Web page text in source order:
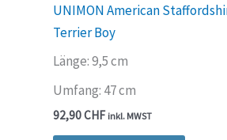
UNIMON American
Terrier Boy
Länge: 9,5 cm
Umfang: 47 cm
92,90CHF inkl. MWST